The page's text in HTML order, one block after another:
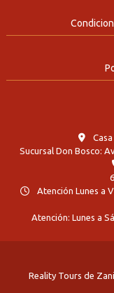
Sucursal Don Bosco:
Atención Lunes a
Atención: Lunes a
Reality Tours de